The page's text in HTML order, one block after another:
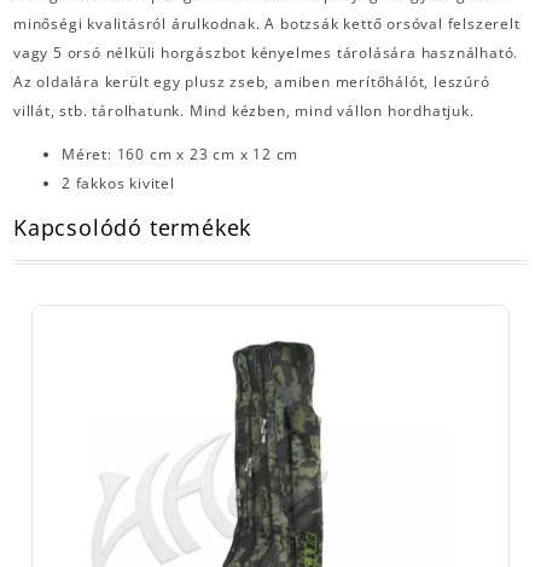
minőségi kvalitásról árulkodnak. A botzsák kettő orsóval felszerelt
vagy 5 orsó nélküli horgászbot kényelmes tárolására használható.
Az oldalára került egy plusz zseb, amiben merítőhálót, leszúró
villát, stb. tárolhatunk. Mind kézben, mind vállon hordhatjuk.
Méret: 160 cm x 23 cm x 12 cm
2 fakkos kivitel
Kapcsolódó termékek